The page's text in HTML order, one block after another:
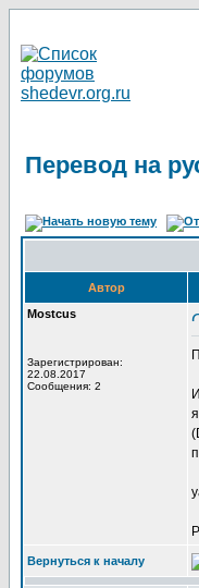
Перевод на
Автор
Mostcus
Зарегистрирован:
22.08.2017
Сообщения: 2
Вернуться к началу